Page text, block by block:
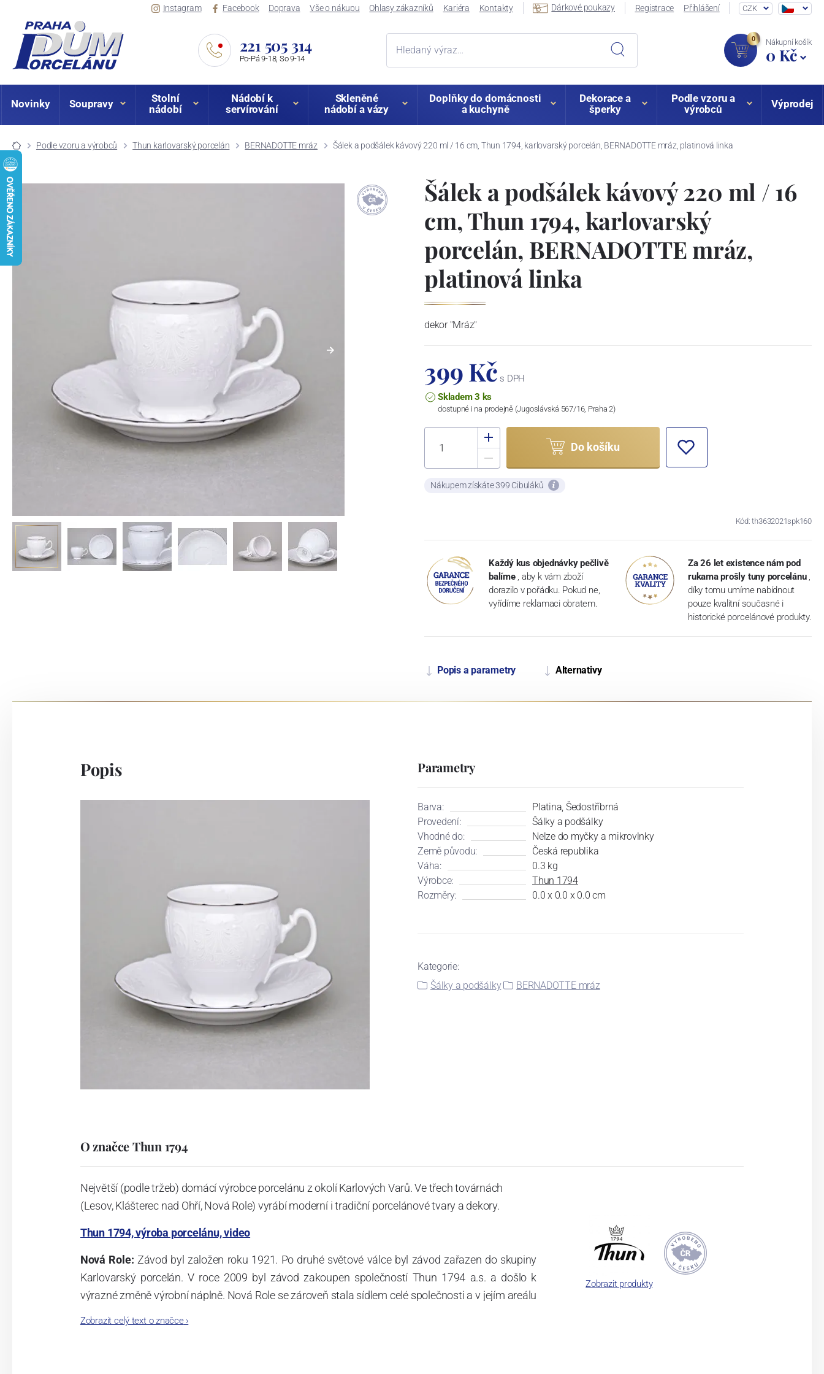
Instagram Facebook Doprava Vše o nákupu Ohlasy zákazníků Kariéra Kontakty Dárkové poukazy Registrace Přihlášení CZK
221 505 314
Po-Pá 9-18, So 9-14
0 Nákupní košík
0 Kč
Novinky Soupravy
Stolní
nádobí
Nádobí k
servírování
Skleněné
nádobí a vázy
Doplňky do domácnosti
a kuchyně
Dekorace a
šperky
Podle vzoru a
výrobců
Výprodej
Podle vzoru a výrobců Thun karlovarský porcelán BERNADOTTE mráz Šálek a podšálek kávový 220 ml / 16 cm, Thun 1794, karlovarský porcelán, BERNADOTTE mráz, platinová linka
Šálek a podšálek kávový 220 ml / 16
cm, Thun 1794, karlovarský
porcelán, BERNADOTTE mráz,
platinová linka
dekor "Mráz"
399 Kč s DPH
Skladem 3 ks
dostupné i na prodejně (Jugoslávská 567/16, Praha 2)
Do košíku
Nákupem získáte 399 Cibuláků
Kód: th3632021spk160
Každý kus objednávky pečlivě
balíme , aby k vám zboží
dorazilo v pořádku. Pokud ne,
vyřídíme reklamaci obratem.
Za 26 let existence nám pod
rukama prošly tuny porcelánu ,
díky tomu umíme nabídnout
pouze kvalitní současné i
historické porcelánové produkty.
Popis a parametry Alternativy
Popis Parametry
Barva:
Platina, Šedostříbrná
Provedení:
Šálky a podšálky
Vhodné do:
Nelze do myčky a mikrovlnky
Země původu:
Česká republika
Váha:
0.3 kg
Výrobce:
Thun 1794
Rozměry:
0.0 x 0.0 x 0.0 cm
Kategorie:
Šálky a podšálky
BERNADOTTE mráz
O značce Thun 1794
Největší (podle tržeb) domácí výrobce porcelánu z okolí Karlových Varů. Ve třech továrnách
(Lesov, Klášterec nad Ohří, Nová Role) vyrábí moderní i tradiční porcelánové tvary a dekory.
Thun 1794, výroba porcelánu, video
Nová Role: Závod byl založen roku 1921. Po druhé světové válce byl závod zařazen do skupiny
Karlovarský porcelán. V roce 2009 byl závod zakoupen společností Thun 1794 a.s. a došlo k
výrazné změně výrobní náplně. Nová Role se zároveň stala sídlem celé společnosti a v jejím areálu
Zobrazit celý text o značce›
Zobrazit produkty